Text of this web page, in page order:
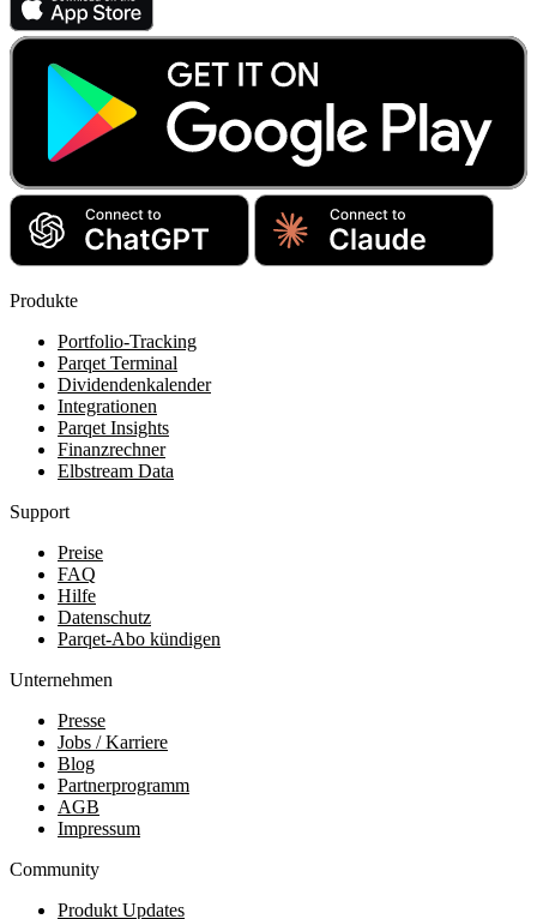
Produkte
Portfolio-Tracking
Parqet Terminal
Dividendenkalender
Integrationen
Parqet Insights
Finanzrechner
Elbstream Data
Support
Preise
FAQ
Hilfe
Datenschutz
Parqet-Abo kündigen
Unternehmen
Presse
Jobs / Karriere
Blog
Partnerprogramm
AGB
Impressum
Community
Produkt Updates